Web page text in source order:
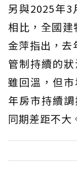
另與2025年
相比，全國
金萍指出，去
管制持續的
雖回溫，但
年房市持續
同期差距不大